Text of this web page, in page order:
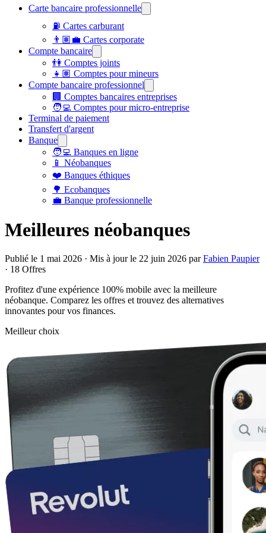
Carte bancaire professionnelle
⛽ Cartes carburant
👨🏽‍💼 Cartes corporate
Compte bancaire
👫 Comptes joints
👧🏽 Comptes pour mineurs
Compte bancaire professionnel
🏢 Comptes bancaires entreprises
🧑‍💻 Comptes pour micro-entreprise
Terminal de paiement
Transfert d'argent
Banque
🧑‍💻 Banques en ligne
📱 Néobanques
❤️ Banques éthiques
🌳 Ecobanques
💼 Banque professionnelle
Meilleures néobanques
Publié le 1 mai 2026 · Mis à jour le 22 juin 2026 parFabien Paupier
· 18 Offres
Profitez d'une expérience 100% mobile avec la meilleure
néobanque. Comparez les offres et trouvez des alternatives
innovantes pour vos finances.
Meilleur choix